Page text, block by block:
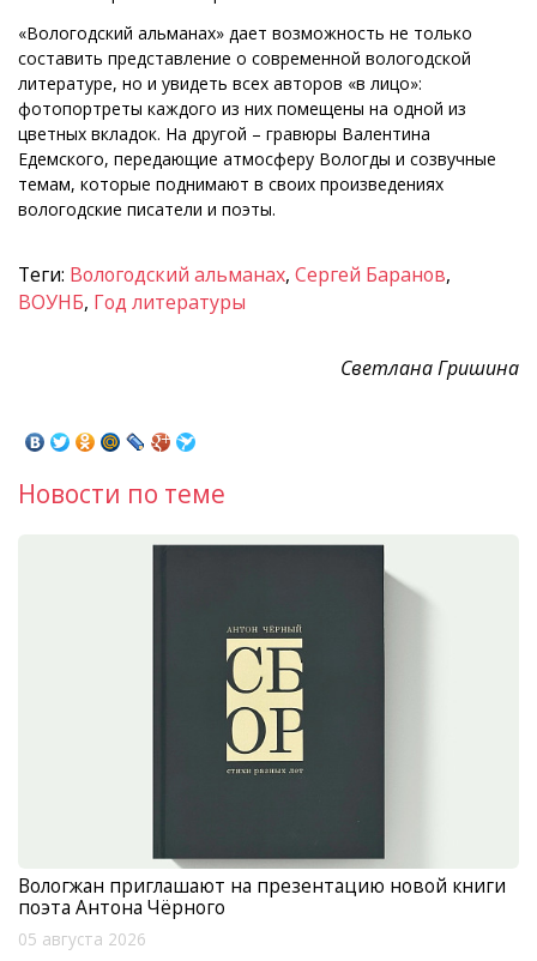
«Вологодский альманах» дает возможность не только
составить представление о современной вологодской
литературе, но и увидеть всех авторов «в лицо»:
фотопортреты каждого из них помещены на одной из
цветных вкладок. На другой – гравюры Валентина
Едемского, передающие атмосферу Вологды и созвучные
темам, которые поднимают в своих произведениях
вологодские писатели и поэты.
Теги: Вологодский альманах, Сергей Баранов,
ВОУНБ, Год литературы
Светлана Гришина
Новости по теме
Вологжан приглашают на презентацию новой книги
поэта Антона Чёрного
05 августа 2026